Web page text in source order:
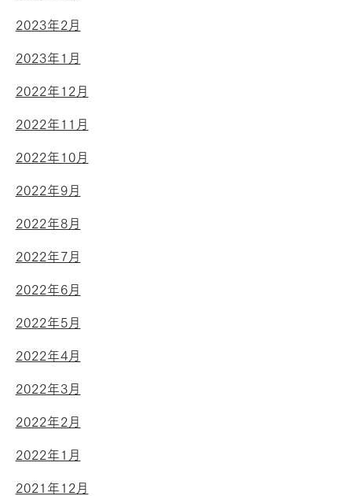
2023年2月
2023年1月
2022年12月
2022年11月
2022年10月
2022年9月
2022年8月
2022年7月
2022年6月
2022年5月
2022年4月
2022年3月
2022年2月
2022年1月
2021年12月